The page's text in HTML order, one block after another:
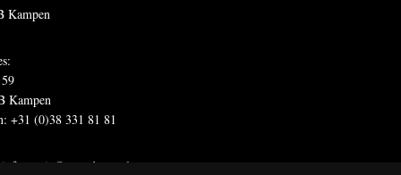
Kampen
Kampen
+31 (0)38 331 81 81
informatie@metadecor.nl